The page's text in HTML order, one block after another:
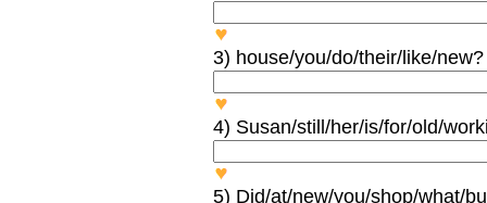
3) house/you/do/their/like/new?
4) Susan/still/her/is/for/old/
5) Did/at/new/you/shop/what/